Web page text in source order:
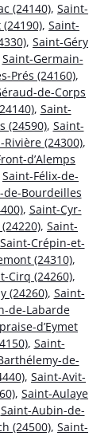
(24140), Saint-
(24190), Saint-
, Saint-Géry
Saint-Germain-
Prés (24160),
de-Corps
, Saint-
(24590), Saint-
(24300),
d’Alemps
Saint-Félix-de-
de-Bourdeilles
, Saint-Cyr-
, Saint-
Saint-Crépin-et-
(24310),
Cirq (24260),
(24260), Saint-
de-Labarde
d’Eymet
, Saint-
de-
, Saint-Avit-
, Saint-Aulaye
Saint-Aubin-de-
(24500), Saint-